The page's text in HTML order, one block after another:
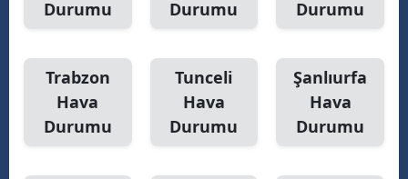
Durumu
Durumu
Durumu
Trabzon
Hava
Durumu
Tunceli
Hava
Durumu
Şanlıurfa
Hava
Durumu